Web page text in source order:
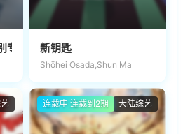
专场全记录
新钥匙
Shōhei Osada,Shun Ma
大陆综艺
连载中 连载到2期